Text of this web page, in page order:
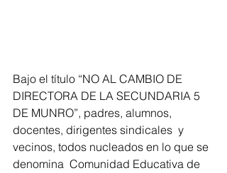
Bajo el título “NO AL CAMBIO DE
DIRECTORA DE LA SECUNDARIA 5
DE MUNRO”, padres, alumnos,
docentes, dirigentes sindicales  y
vecinos, todos nucleados en lo que se
denomina  Comunidad Educativa de